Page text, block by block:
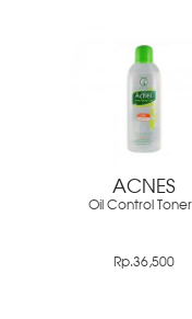
ACNES
Oil Control
Rp.36,500